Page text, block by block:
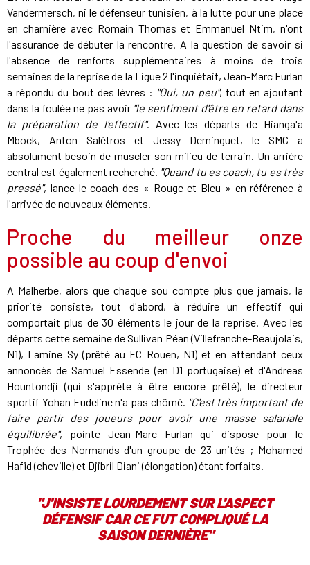
Vandermersch, ni le défenseur tunisien, à la lutte pour une place
en charnière avec Romain Thomas et Emmanuel Ntim, n'ont
l'assurance de débuter la rencontre. A la question de savoir si
l'absence de renforts supplémentaires à moins de trois
semaines de la reprise de la Ligue 2 l'inquiétait, Jean-Marc Furlan
a répondu du bout des lèvres : "Oui, un peu", tout en ajoutant
dans la foulée ne pas avoir "le sentiment d'être en retard dans
la préparation de l'effectif". Avec les départs de Hianga'a
Mbock, Anton Salétros et Jessy Deminguet, le SMC a
absolument besoin de muscler son milieu de terrain. Un arrière
central est également recherché. "Quand tu es coach, tu es très
pressé", lance le coach des « Rouge et Bleu » en référence à
l'arrivée de nouveaux éléments.
Proche du meilleur onze
possible au coup d'envoi
A Malherbe, alors que chaque sou compte plus que jamais, la
priorité consiste, tout d'abord, à réduire un effectif qui
comportait plus de 30 éléments le jour de la reprise. Avec les
départs cette semaine de Sullivan Péan (Villefranche-Beaujolais,
N1), Lamine Sy (prêté au FC Rouen, N1) et en attendant ceux
annoncés de Samuel Essende (en D1 portugaise) et d'Andreas
Hountondji (qui s'apprête à être encore prêté), le directeur
sportif Yohan Eudeline n'a pas chômé. "C'est très important de
faire partir des joueurs pour avoir une masse salariale
équilibrée", pointe Jean-Marc Furlan qui dispose pour le
Trophée des Normands d'un groupe de 23 unités ; Mohamed
Hafid (cheville) et Djibril Diani (élongation) étant forfaits.
"J'INSISTE LOURDEMENT SUR L'ASPECT
DÉFENSIF CAR CE FUT COMPLIQUÉ LA
SAISON DERNIÈRE"